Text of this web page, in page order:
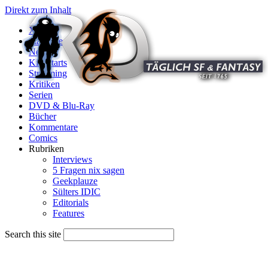
Direkt zum Inhalt
X
Startseite
News
Kinostarts
Streaming
Kritiken
Serien
DVD & Blu-Ray
Bücher
Kommentare
Comics
Rubriken
Interviews
5 Fragen nix sagen
Geekplauze
Sülters IDIC
Editorials
Features
Search this site